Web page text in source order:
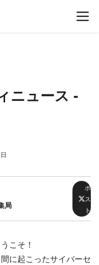
ニュース -
局
ポ
ス
ト
こそ！
に起こったサイバーセ